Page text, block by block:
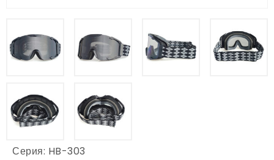
Серия: HB-303